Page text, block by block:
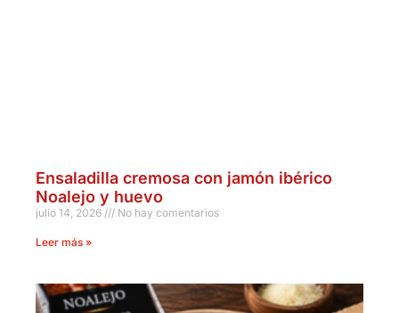
Ensaladilla cremosa con jamón ibérico
Noalejo y huevo
julio 14, 2026 No hay comentarios
Leer más »